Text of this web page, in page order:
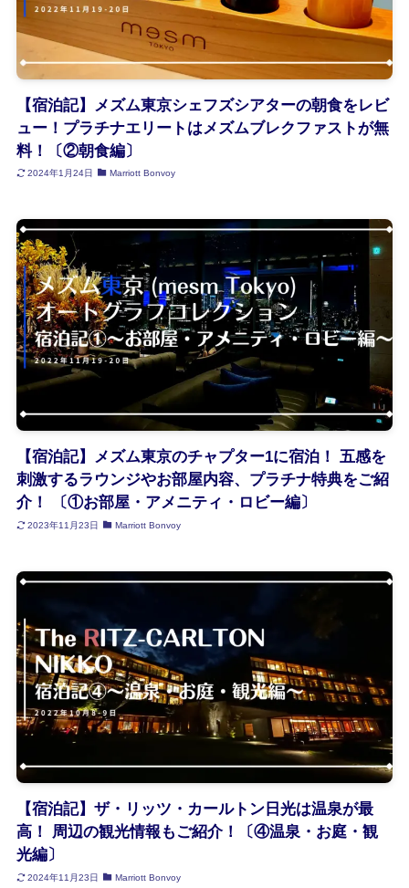
【宿泊記】メズム東京シェフズシアターの朝食をレビ
ュー！プラチナエリートはメズムブレクファストが無
料！〔②朝食編〕
2024年1月24日 Marriott Bonvoy
【宿泊記】メズム東京のチャプター1に宿泊！ 五感を
刺激するラウンジやお部屋内容、プラチナ特典をご紹
介！ 〔①お部屋・アメニティ・ロビー編〕
2023年11月23日 Marriott Bonvoy
【宿泊記】ザ・リッツ・カールトン日光は温泉が最
高！ 周辺の観光情報もご紹介！〔④温泉・お庭・観
光編〕
2024年11月23日 Marriott Bonvoy